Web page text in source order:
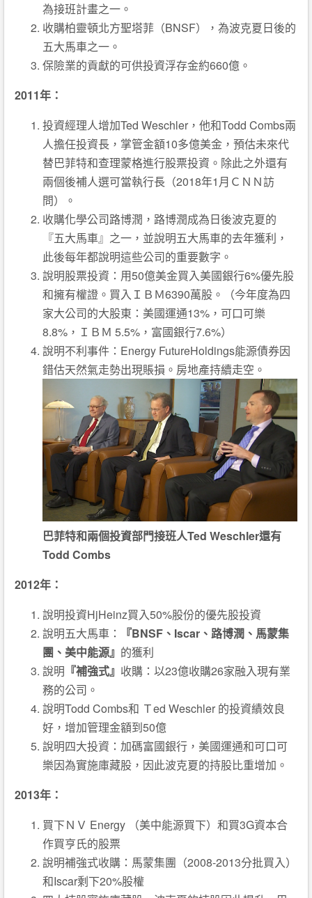
為接班計畫之一。
收購柏靈頓北方聖塔菲（BNSF），為波克夏日後的
五大馬車之一。
保險業的貢獻的可供投資浮存金約660億。
2011年：
投資經理人增加Ted Weschler，他和Todd Combs兩
人擔任投資長，掌管金額10多億美金，預估未來代
替巴菲特和查理蒙格進行股票投資。除此之外還有
兩個後補人選可當執行長（2018年1月ＣＮＮ訪
問）。
收購化學公司路博潤，路博潤成為日後波克夏的
『五大馬車』之一，並說明五大馬車的去年獲利，
此後每年都說明這些公司的重要數字。
說明股票投資：用50億美金買入美國銀行6%優先股
和擁有權證。買入ＩＢＭ6390萬股。（今年度為四
家大公司的大股東：美國運通13%，可口可樂
8.8%，ＩＢＭ 5.5%，富國銀行7.6%）
說明不利事件：Energy FutureHoldings能源債券因
錯估天然氣走勢出現賬損。房地產持續走空。
巴菲特和兩個投資部門接班人Ted Weschler還有
Todd Combs
2012年：
說明投資HjHeinz買入50%股份的優先股投資
說明五大馬車：
『BNSF、Iscar、路博潤、馬蒙集
團、美中能源』 的獲利
說明 『補強式』 收購：以23億收購26家融入現有業
務的公司。
說明Todd Combs和 Ｔed Weschler 的投資績效良
好，增加管理金額到50億
說明四大投資：加碼富國銀行，美國運通和可口可
樂因為實施庫藏股，因此波克夏的持股比重增加。
2013年：
買下ＮＶ Energy （美中能源買下）和買3G資本合
作買亨氏的股票
說明補強式收購：馬蒙集團（2008-2013分批買入）
和Iscar剩下20%股權